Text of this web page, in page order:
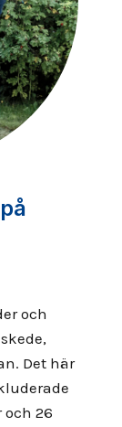
och
Det här
26